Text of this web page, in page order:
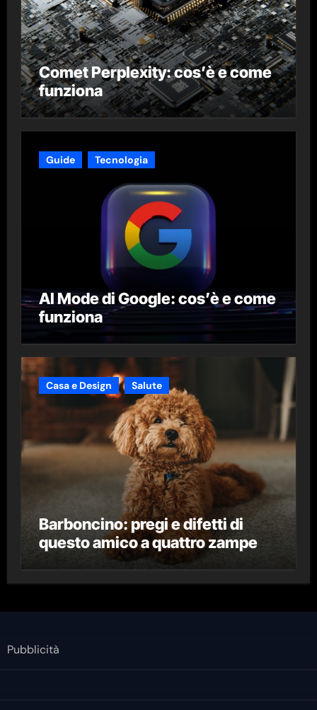
Comet Perplexity: cos’è e come
funziona
Guide Tecnologia
AI Mode di Google: cos’è e come
funziona
Casa e Design Salute
Barboncino: pregi e difetti di
questo amico a quattro zampe
Pubblicità